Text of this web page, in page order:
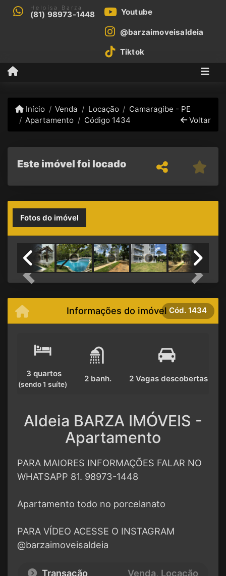
Heloísa Barza
(81) 98973-1448 Youtube
@barzaimoveisaldeia
Tiktok
Início Venda Locação
Camaragibe - PE
Apartamento
Código 1434 Voltar
Este imóvel foi locado
Fotos do imóvel
Previous Next
Informações do imóvel
3 quartos
(sendo 1 suíte)
2 banh. 2 Vagas descobertas
Cód. 1434
Aldeia BARZA IMÓVEIS -
Apartamento
PARA MAIORES INFORMAÇÕES FALAR NO
WHATSAPP 81. 98973-1448
Apartamento todo no porcelanato
PARA VÍDEO ACESSE O INSTAGRAM
@barzaimoveisaldeia
Transação
Venda, Locação